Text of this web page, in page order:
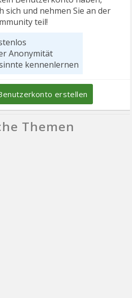
sich und nehmen Sie an der
teil!
Anonymität
kennenlernen
erstellen
Themen